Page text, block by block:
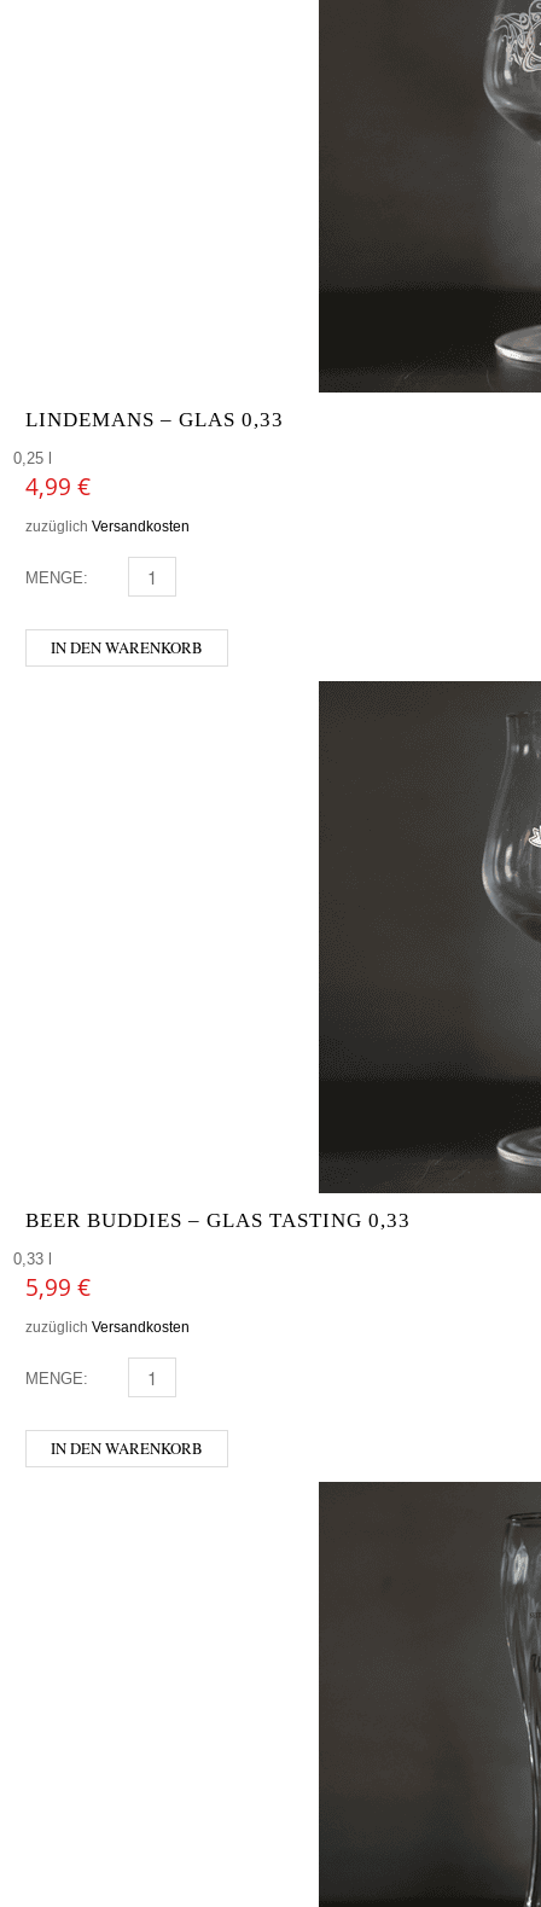
LINDEMANS – GLAS 0,33
0,25 l
4,99 €
zuzüglich Versandkosten
MENGE: LINDEMANS - GLAS 0,33 MENGE
IN DEN WARENKORB
BEER BUDDIES – GLAS TASTING 0,33
0,33 l
5,99 €
zuzüglich Versandkosten
MENGE: BEER BUDDIES - GLAS TASTING 0,33 MENGE
IN DEN WARENKORB